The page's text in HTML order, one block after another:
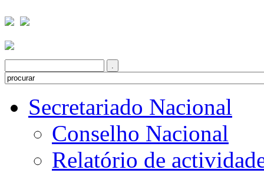
Secretariado Nacional
Conselho Nacional
Relatório de